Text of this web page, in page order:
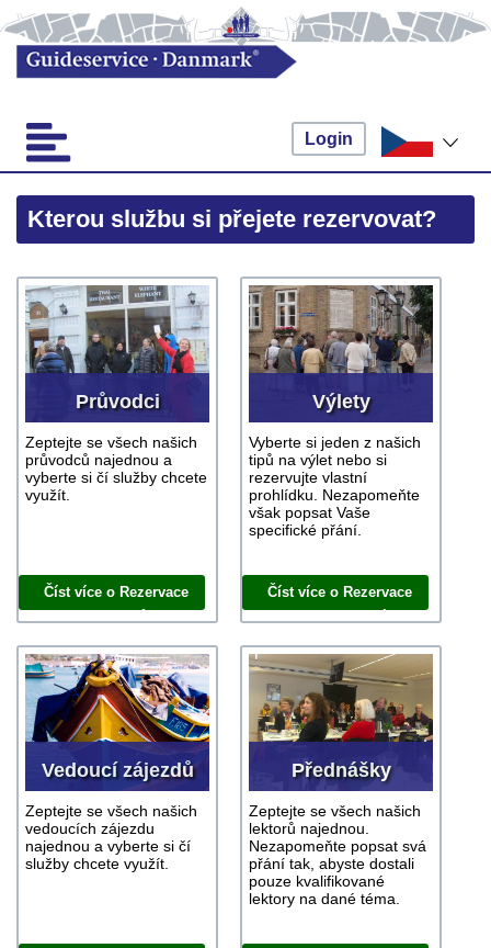
Login
Kterou službu si přejete rezervovat?
Průvodci
Zeptejte se všech našich
průvodců najednou a
vyberte si čí služby chcete
využít.
Číst více o Rezervace
Výlety
Vyberte si jeden z našich
tipů na výlet nebo si
rezervujte vlastní
prohlídku. Nezapomeňte
však popsat Vaše
specifické přání.
Číst více o Rezervace
Vedoucí zájezdů
Zeptejte se všech našich
vedoucích zájezdu
najednou a vyberte si čí
služby chcete využít.
Přednášky
Zeptejte se všech našich
lektorů najednou.
Nezapomeňte popsat svá
přání tak, abyste dostali
pouze kvalifikované
lektory na dané téma.